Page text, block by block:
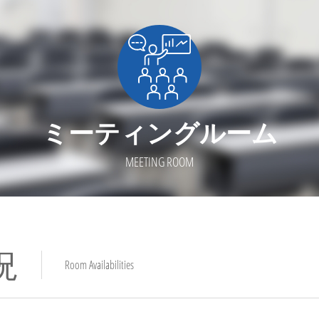
ミーティングルーム
MEETING ROOM
Room Availabilities